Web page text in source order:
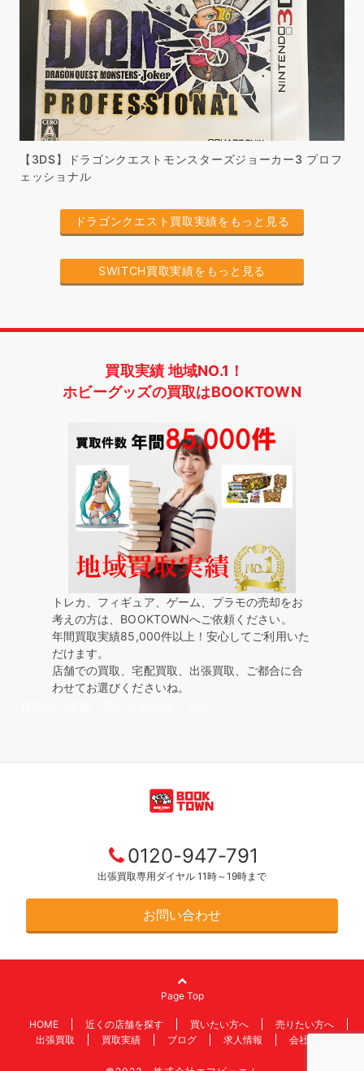
【3DS】ドラゴンクエストモンスターズジョーカー3 プロフ
ェッショナル
ドラゴンクエスト買取実績をもっと見る
SWITCH買取実績をもっと見る
買取実績 地域NO.1！
ホビーグッズの買取はBOOKTOWN
トレカ、フィギュア、ゲーム、プラモの売却をお
考えの方は、BOOKTOWNへご依頼ください。
年間買取実績85,000件以上！安心してご利用いた
だけます。
店舗での買取、宅配買取、出張買取、ご都合に合
わせてお選びくださいね。
0120-947-791
出張買取専用ダイヤル 11時～19時まで
お問い合わせ
Page Top
HOME 近くの店舗を探す 買いたい方へ
売りたい方へ
出張買取
買取実績 ブログ 求人情報 会社情報